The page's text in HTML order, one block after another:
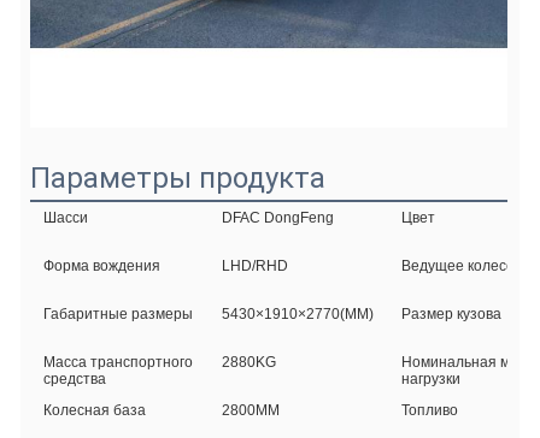
Параметры продукта
Шасси DFAC DongFeng Цвет
Форма вождения LHD/RHD Ведущее колесо
Габаритные размеры 5430×1910×2770(MM) Размер кузова
Масса транспортного
средства
2880KG
Номинальная масса
нагрузки
Колесная база
2800MM Топливо